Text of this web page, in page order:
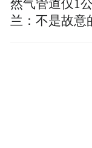
然气管道仅1
兰：不是故意